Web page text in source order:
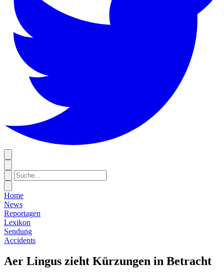
Home
News
Reportagen
Lexikon
Sendung
Accidents
Aer Lingus zieht Kürzungen in Betracht